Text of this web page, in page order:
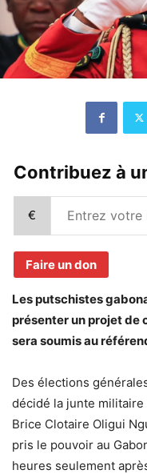
Contribuez à
€
Faire un don
Les putschistes
présenter un projet de
sera soumis au
Des élections
décidé la junte
Brice Clotaire Oligui
pris le pouvoir au
heures seulement